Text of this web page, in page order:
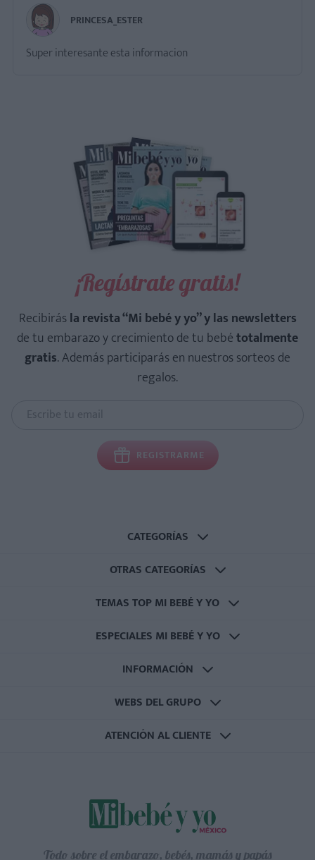
PRINCESA_ESTER
Super interesante esta informacion
¡Regístrate gratis!
Recibirásla revista “Mi bebé y yo” y las newsletters
de tu embarazo y crecimiento de tu bebétotalmente
gratis. Además participarás en nuestros sorteos de
regalos.
REGISTRARME
CATEGORÍAS
OTRAS CATEGORÍAS
TEMAS TOP MI BEBÉ Y YO
ESPECIALES MI BEBÉ Y YO
INFORMACIÓN
WEBS DEL GRUPO
ATENCIÓN AL CLIENTE
Todo sobre el embarazo, bebés, mamás y papás